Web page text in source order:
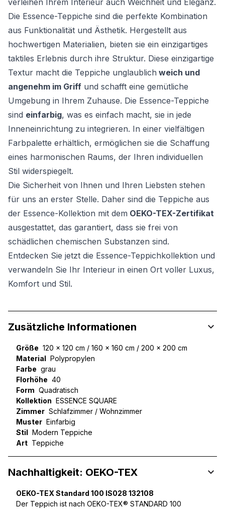
verleihen Ihrem Interieur auch Weichheit und Eleganz.
Die Essence-Teppiche sind die perfekte Kombination
aus Funktionalität und Ästhetik. Hergestellt aus
hochwertigen Materialien, bieten sie ein einzigartiges
taktiles Erlebnis durch ihre Struktur. Diese einzigartige
Textur macht die Teppiche unglaublich weich und
angenehm im Griff und schafft eine gemütliche
Umgebung in Ihrem Zuhause. Die Essence-Teppiche
sind einfarbig, was es einfach macht, sie in jede
Inneneinrichtung zu integrieren. In einer vielfältigen
Farbpalette erhältlich, ermöglichen sie die Schaffung
eines harmonischen Raums, der Ihren individuellen
Stil widerspiegelt.
Die Sicherheit von Ihnen und Ihren Liebsten stehen
für uns an erster Stelle. Daher sind die Teppiche aus
der Essence-Kollektion mit dem OEKO-TEX-Zertifikat
ausgestattet, das garantiert, dass sie frei von
schädlichen chemischen Substanzen sind.
Entdecken Sie jetzt die Essence-Teppichkollektion und
verwandeln Sie Ihr Interieur in einen Ort voller Luxus,
Komfort und Stil.
Zusätzliche Informationen
Größe 120 x 120 cm / 160 x 160 cm / 200 x 200 cm
Material Polypropylen
Farbe grau
Florhöhe 40
Form Quadratisch
Kollektion ESSENCE SQUARE
Zimmer Schlafzimmer / Wohnzimmer
Muster Einfarbig
Stil Modern Teppiche
Art Teppiche
Nachhaltigkeit: OEKO-TEX
OEKO-TEX Standard 100 IS028 132108
Der Teppich ist nach OEKO-TEX® STANDARD 100